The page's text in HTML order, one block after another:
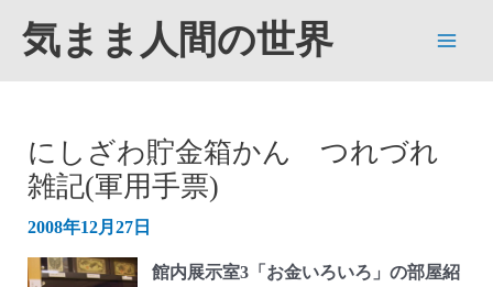
気まま人間の世界
にしざわ貯金箱かん つれづれ
雑記(軍用手票)
2008年12月27日
館内展示室3「お金いろいろ」の部屋紹